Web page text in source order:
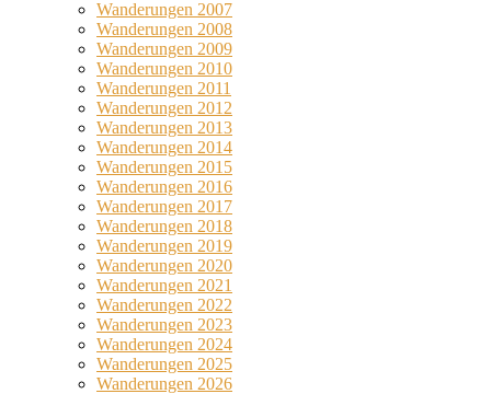
Wanderungen 2007
Wanderungen 2008
Wanderungen 2009
Wanderungen 2010
Wanderungen 2011
Wanderungen 2012
Wanderungen 2013
Wanderungen 2014
Wanderungen 2015
Wanderungen 2016
Wanderungen 2017
Wanderungen 2018
Wanderungen 2019
Wanderungen 2020
Wanderungen 2021
Wanderungen 2022
Wanderungen 2023
Wanderungen 2024
Wanderungen 2025
Wanderungen 2026